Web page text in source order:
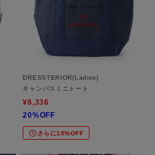
DRESSTERIOR(Ladies)
キャンバスミニトート
¥6,336
20%OFF
さらに10%OFF